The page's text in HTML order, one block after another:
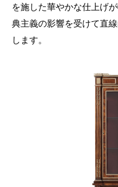
を施した華やかな仕上げ
典主義の影響を受けて直
します。